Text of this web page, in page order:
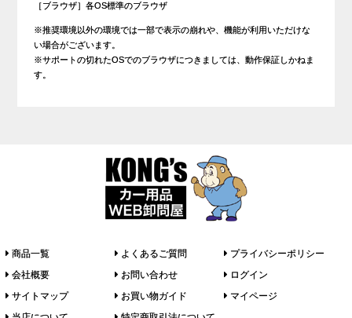
［ブラウザ］各OS標準のブラウザ
※推奨環境以外の環境では一部で表示の崩れや、機能が利用いただけな
い場合がございます。
※サポートの切れたOSでのブラウザにつきましては、動作保証しかねま
す。
商品一覧
会社概要
サイトマップ
よくあるご質問
お問い合わせ
お買い物ガイド
プライバシーポリシー
ログイン
マイページ